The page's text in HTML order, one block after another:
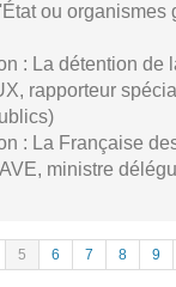
ou organismes
: La détention de
rapporteur
: La Française
ministre
5 6 7 8 9